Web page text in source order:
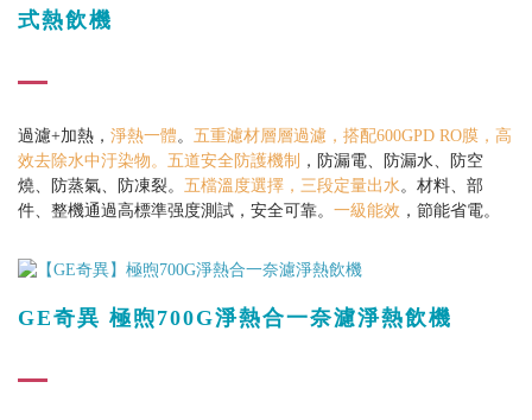
式熱飲機
過濾+加熱， 淨熱一體。 五重濾材層層過濾，搭配600GPD RO膜，高
效去除水中汙染物。五道安全防護機制 ，防漏電、防漏水、防空
燒、防蒸氣、防凍裂。 五檔溫度選擇， 三段定量出水。材料、部
件、整機通過高標準强度測試，安全可靠。 一級能效 ，節能省電。
GE奇異 極煦700G淨熱合一奈濾淨熱飲機